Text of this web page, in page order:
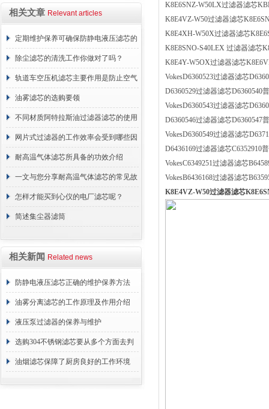
相关文章 Relevant articles
定期维护保养可确保防静电液压滤芯的
正常工作
除尘滤芯的清洗工作你做对了吗？
轨道车空压机滤芯主要作用是防止空气
中的杂质和油脂浓度升高
油雾滤芯的选购要领
不同材质阿特拉斯油过滤器滤芯的使用
周期区别介绍
网片式过滤器的工作效率会受到哪些因
素的影响？
耐高温气体滤芯所具备的功效介绍
一文与您分享耐高温气体滤芯的常见故
障相应解决方法
怎样才能买到心仪的电厂滤芯呢？
简述集尘器滤筒
相关新闻 Related news
防静电液压滤芯正确的维护保养方法
油雾分离滤芯的工作原理及作用介绍
液压泵过滤器的保养与维护
选购304不锈钢滤芯要从多个方面去判
断
油烟滤芯保障了厨房良好的工作环境
K8E6SNZ-W50LX过滤器滤芯
K8E4VZ-W50过滤器滤芯
K8E4XH-W50X过滤器滤芯
K8E8SNO-S40LEX 过滤器滤芯
K8E4Y-W5OX过滤器滤芯
VokesD6360523过滤器滤芯
D6360529过滤器滤芯D6360540
VokesD6360543过滤器滤芯
D6360546过滤器滤芯D6360547
VokesD6360549过滤器滤芯
D6436169过滤器滤芯C6352910
VokesC6349251过滤器滤芯
VokesB6436168过滤器滤芯
K8E4VZ-W50过滤器滤芯